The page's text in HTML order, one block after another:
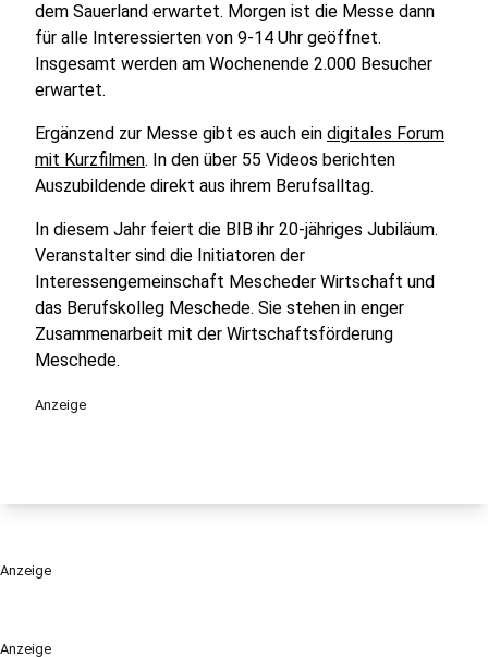
Anzeige
dem Sauerland erwartet. Morgen ist die Messe dann
für alle Interessierten von 9-14 Uhr geöffnet.
Insgesamt werden am Wochenende 2.000 Besucher
erwartet.
Ergänzend zur Messe gibt es auch ein digitales Forum
mit Kurzfilmen. In den über 55 Videos berichten
Auszubildende direkt aus ihrem Berufsalltag.
In diesem Jahr feiert die BIB ihr 20-jähriges Jubiläum.
Veranstalter sind die Initiatoren der
Interessengemeinschaft Mescheder Wirtschaft und
das Berufskolleg Meschede. Sie stehen in enger
Zusammenarbeit mit der Wirtschaftsförderung
Meschede.
Anzeige
Anzeige